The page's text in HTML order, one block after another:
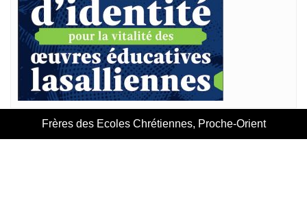
Frères des Ecoles Chrétiennes, Proche-Orient